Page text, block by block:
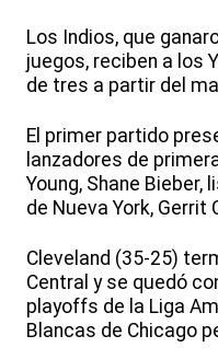
Los Indios, que
juegos, reciben a los
de tres a partir del
El primer partido
lanzadores de
Young, Shane
de Nueva York, Gerrit
Cleveland (35-25)
Central y se quedó
playoffs de la Liga
Blancas de Chicago